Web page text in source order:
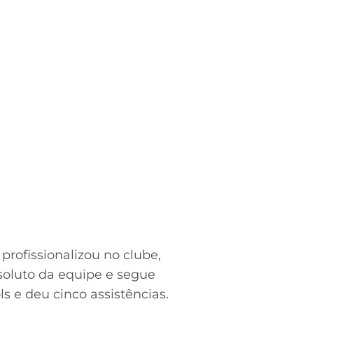
no clube,
da equipe e segue
e deu cinco assistências.